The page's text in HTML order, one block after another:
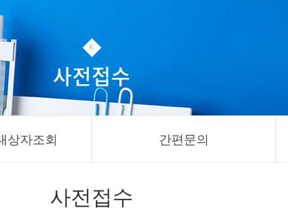
사전접수
상자조회 간편문의
사전접수